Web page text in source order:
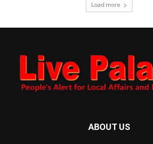
Load more
ABOUT US